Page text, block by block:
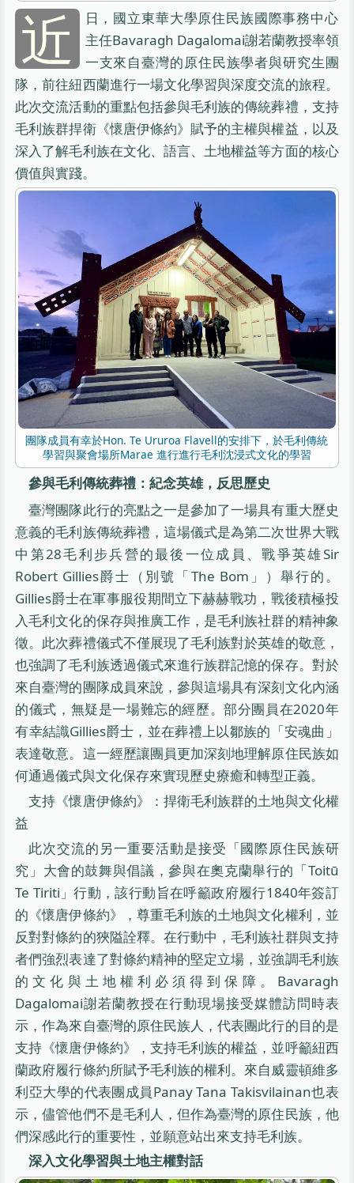
近
日，國立東華大學原住民族國際事務中心
主任Bavaragh Dagalomai謝若蘭教授率領
一支來自臺灣的原住民族學者與研究生團
隊，前往紐西蘭進行一場文化學習與深度交流的旅程。
此次交流活動的重點包括參與毛利族的傳統葬禮，支持
毛利族群捍衛《懷唐伊條約》賦予的主權與權益，以及
深入了解毛利族在文化、語言、土地權益等方面的核心
價值與實踐。
團隊成員有幸於Hon. Te Ururoa Flavell的安排下，於毛利傳統
學習與聚會場所Marae 進行進行毛利沈浸式文化的學習
參與毛利傳統葬禮：紀念英雄，反思歷史
臺灣團隊此行的亮點之一是參加了一場具有重大歷史
意義的毛利族傳統葬禮，這場儀式是為第二次世界大戰
中第28毛利步兵營的最後一位成員、戰爭英雄Sir
Robert Gillies爵士（別號「The Bom」）舉行的。
Gillies爵士在軍事服役期間立下赫赫戰功，戰後積極投
入毛利文化的保存與推廣工作，是毛利族社群的精神象
徵。此次葬禮儀式不僅展現了毛利族對於英雄的敬意，
也強調了毛利族透過儀式來進行族群記憶的保存。對於
來自臺灣的團隊成員來說，參與這場具有深刻文化內涵
的儀式，無疑是一場難忘的經歷。部分團員在2020年
有幸結識Gillies爵士，並在葬禮上以鄒族的「安魂曲」
表達敬意。這一經歷讓團員更加深刻地理解原住民族如
何通過儀式與文化保存來實現歷史療癒和轉型正義。
支持《懷唐伊條約》：捍衛毛利族群的土地與文化權
益
此次交流的另一重要活動是接受「國際原住民族研
究」大會的鼓舞與倡議，參與在奧克蘭舉行的「Toitū
Te Tiriti」行動，該行動旨在呼籲政府履行1840年簽訂
的《懷唐伊條約》，尊重毛利族的土地與文化權利，並
反對對條約的狹隘詮釋。在行動中，毛利族社群與支持
者們強烈表達了對條約精神的堅定立場，並強調毛利族
的文化與土地權利必須得到保障。Bavaragh
Dagalomai謝若蘭教授在行動現場接受媒體訪問時表
示，作為來自臺灣的原住民族人，代表團此行的目的是
支持《懷唐伊條約》，支持毛利族的權益，並呼籲紐西
蘭政府履行條約所賦予毛利族的權利。來自威靈頓維多
利亞大學的代表團成員Panay Tana Takisvilainan也表
示，儘管他們不是毛利人，但作為臺灣的原住民族，他
們深感此行的重要性，並願意站出來支持毛利族。
深入文化學習與土地主權對話